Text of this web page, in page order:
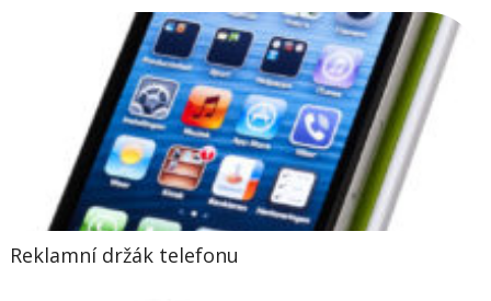
Reklamní držák telefonu